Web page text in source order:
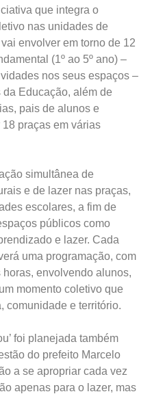
que integra o
nas unidades de
envolver em torno de 12
(1º ao 5º ano) –
nos seus espaços –
Educação, além de
pais de alunos e
praças em várias
simultânea de
e de lazer nas praças,
escolares, a fim de
públicos como
e lazer. Cada
uma programação, com
envolvendo alunos,
momento coletivo que
comunidade e território.
foi planejada também
do prefeito Marcelo
a se apropriar cada vez
apenas para o lazer, mas